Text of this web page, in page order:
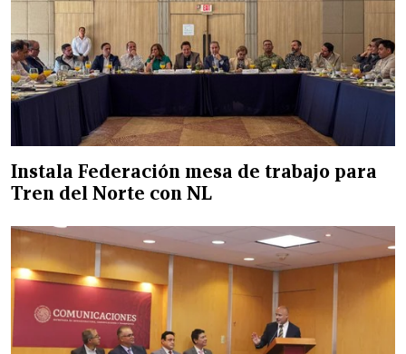
Instala Federación mesa de trabajo para
Tren del Norte con NL